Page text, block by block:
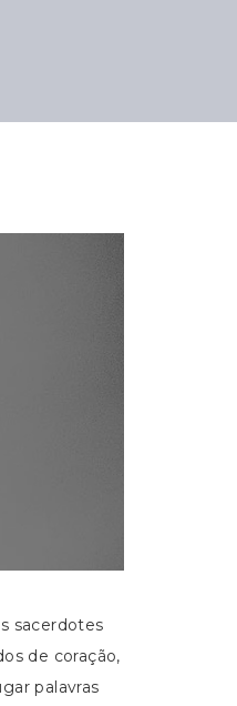
sacerdotes
de coração,
palavras